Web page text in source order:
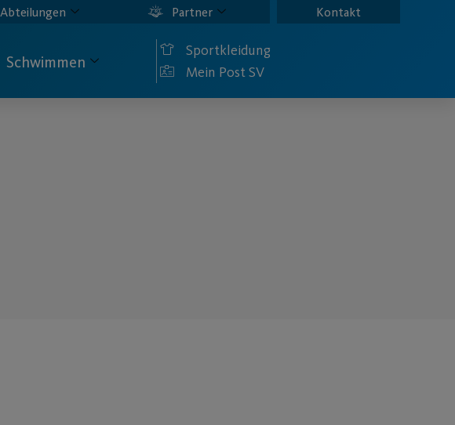
Abteilungen Partner Kontakt
Schwimmen
Sportkleidung
Mein Post SV